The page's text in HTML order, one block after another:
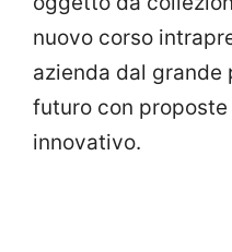
nuovo corso
azienda dal grande
futuro con
innovativo.